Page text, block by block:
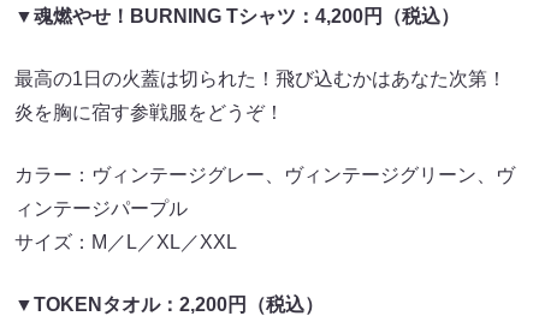
▼魂燃やせ！BURNING Tシャツ：4,200円（税込）
最高の1日の火蓋は切られた！飛び込むかはあなた次第！
炎を胸に宿す参戦服をどうぞ！
カラー：ヴィンテージグレー、ヴィンテージグリーン、ヴ
ィンテージパープル
サイズ：M／L／XL／XXL
▼TOKENタオル：2,200円（税込）